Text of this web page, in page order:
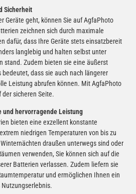
zzgl.Versand
Versand
−
1
Sicherheit
Geräte geht, können Sie auf AgfaPhoto
zeichnen sich durch maximale
dafür, dass Ihre Geräte stets einsatzbereit
langlebig und halten selbst unter
stand. Zudem bieten sie eine äußerst
dass sie auch nach längerer
Leistung abrufen können. Mit AgfaPhoto
sicheren Seite.
und hervorragende Leistung
bieten eine exzellent konstante
niedrigen Temperaturen von bis zu
draußen unterwegs sind oder
verwenden, Sie können sich auf die
Batterien verlassen. Zudem liefern sie
und ermöglichen Ihnen ein